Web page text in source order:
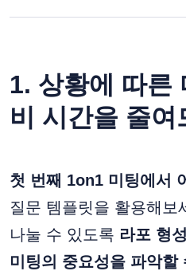
1. 상황에 따른
비 시간을 줄여
첫 번째 1on1 미팅에서
질문 템플릿을 활용해
나눌 수 있도록 라포 형
미팅의 중요성을 파악할